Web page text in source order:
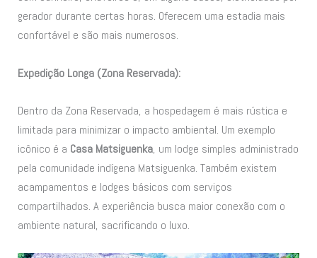
gerador durante certas horas. Oferecem uma estadia mais
confortável e são mais numerosos.
Expedição Longa (Zona Reservada):
Dentro da Zona Reservada, a hospedagem é mais rústica e
limitada para minimizar o impacto ambiental. Um exemplo
icônico é a Casa Matsiguenka, um lodge simples administrado
pela comunidade indígena Matsiguenka. Também existem
acampamentos e lodges básicos com serviços
compartilhados. A experiência busca maior conexão com o
ambiente natural, sacrificando o luxo.